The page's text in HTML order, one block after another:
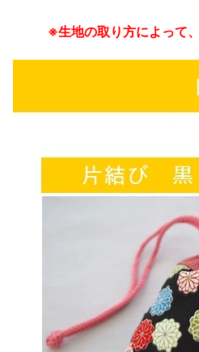
※生地の取り方によって